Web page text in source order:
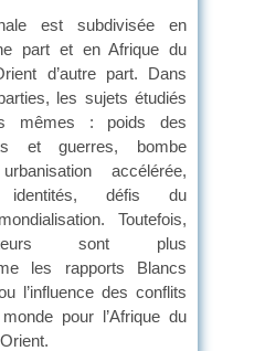
est subdivisée en
part et en Afrique du
d’autre part. Dans
les sujets étudiés
mêmes : poids des
et guerres, bombe
accélérée,
identités, défis du
Toutefois,
sont plus
les rapports Blancs
l’influence des conflits
pour l’Afrique du